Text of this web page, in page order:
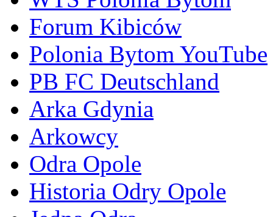
Forum Kibiców
Polonia Bytom YouTube
PB FC Deutschland
Arka Gdynia
Arkowcy
Odra Opole
Historia Odry Opole